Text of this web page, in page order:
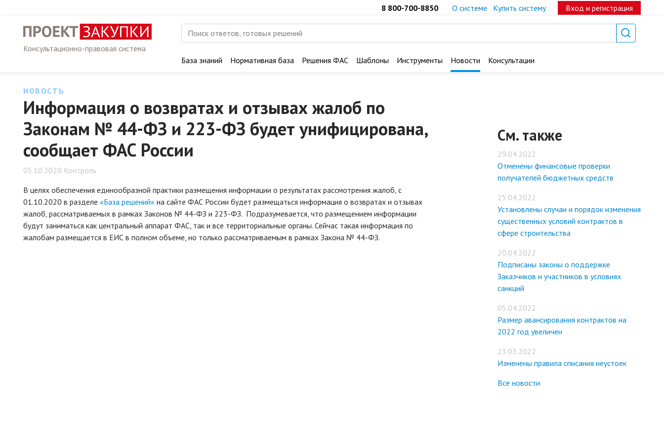
8 800-700-8850 О системе Купить систему Вход и регистрация
Консультационно-правовая система
База знаний
Нормативная база Решения ФАС Шаблоны Инструменты Новости Консультации
НОВОСТЬ
Информация о возвратах и отзывах жалоб по
Законам № 44-ФЗ и 223-ФЗ будет унифицирована,
сообщает ФАС России
05.10.2020 Контроль
В целях обеспечения единообразной практики размещения информации о результатах рассмотрения жалоб, с
01.10.2020 в разделе «База решений» на сайте ФАС России будет размещаться информация о возвратах и отзывах
жалоб, рассматриваемых в рамках Законов № 44-ФЗ и 223-ФЗ. Подразумевается, что размещением информации
будут заниматься как центральный аппарат ФАС, так и все территориальные органы. Сейчас такая информация по
жалобам размещается в ЕИС в полном объеме, но только рассматриваемым в рамках Закона № 44-ФЗ.
См. также
29.04.2022
Отменены финансовые проверки
получателей бюджетных средств
25.04.2022
Установлены случаи и порядок изменения
существенных условий контрактов в
сфере строительства
20.04.2022
Подписаны законы о поддержке
Заказчиков и участников в условиях
санкций
05.04.2022
Размер авансирования контрактов на
2022 год увеличен
23.03.2022
Изменены правила списания неустоек
Все новости